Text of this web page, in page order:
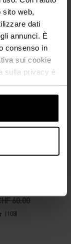
web,
dati
annunci. È
consenso in
sui cookie
sulla privacy è
60.00
(14)
60.00
(108)